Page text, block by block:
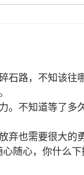
石路，不知该
不知道等了
弃也需要很大的
随心，你什么